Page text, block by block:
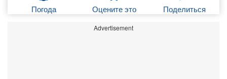
Погода Оцените это Поделиться
Advertisement